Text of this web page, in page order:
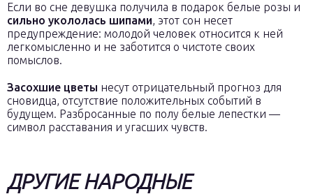
Если во сне девушка получила в подарок белые розы и
сильно укололась шипами, этот сон несет
предупреждение: молодой человек относится к ней
легкомысленно и не заботится о чистоте своих
помыслов.
Засохшие цветы несут отрицательный прогноз для
сновидца, отсутствие положительных событий в
будущем. Разбросанные по полу белые лепестки —
символ расставания и угасших чувств.
ДРУГИЕ НАРОДНЫЕ